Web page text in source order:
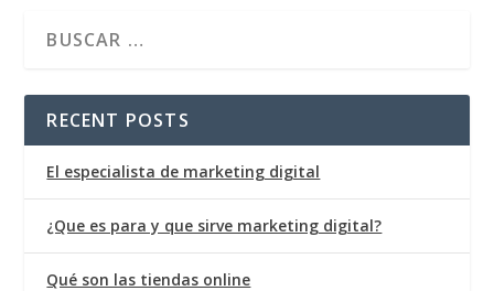
RECENT POSTS
El especialista de marketing digital
¿Que es para y que sirve marketing digital?
Qué son las tiendas online